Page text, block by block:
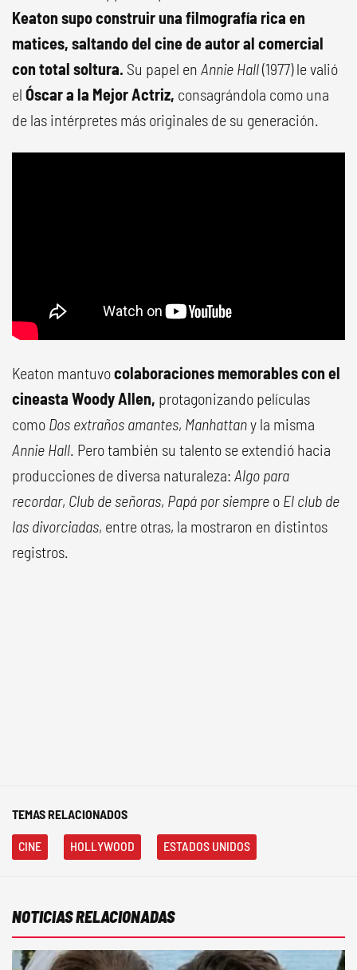
Keaton supo construir una filmografía rica en
matices, saltando del cine de autor al comercial
con total soltura. Su papel en Annie Hall(1977) le valió
el Óscar a la Mejor Actriz, consagrándola como una
de las intérpretes más originales de su generación.
Keaton mantuvocolaboraciones memorables con el
cineasta Woody Allen, protagonizando películas
como Dos extraños amantes, Manhattany la misma
Annie Hall. Pero también su talento se extendió hacia
producciones de diversa naturaleza: Algo para
recordar, Club de señoras, Papá por siempre o El club de
las divorciadas, entre otras, la mostraron en distintos
registros.
TEMAS RELACIONADOS
CINE HOLLYWOOD ESTADOS UNIDOS
NOTICIAS RELACIONADAS